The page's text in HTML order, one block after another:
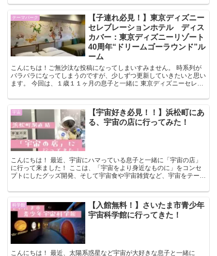
テーマパーク
【子連れ必見！】東京ディズニー
セレブレーションホテル ディス
カバー：東京ディズニーリゾート
40周年“ドリームゴーラウンド”ル
ーム
こんにちは！ご無沙汰な投稿になってしまいすみません。 時系列が
バラバラになってしまうのですが、少しずつ更新していきたいと思い
ます。 今回は、１歳１１ヶ月の息子と一緒に 東京ディズニーセレブ
宇宙
【宇宙好き必見！！】浜松町にあ
る、宇宙の店に行ってみた！
こんにちは！ 最近、宇宙にハマっている息子と一緒に「宇宙の店」
に行って来ました！ ここは、「宇宙をより身近なものに」をコンセ
プトにしたグッズ開発、そして宇宙食や宇宙雑貨など、宇宙をテーマ
科学館
【入館無料！】さいたま市青少年
宇宙科学館に行ってきた！
こんにちは！ 最近、太陽系惑星など宇宙が大好きな息子と一緒に